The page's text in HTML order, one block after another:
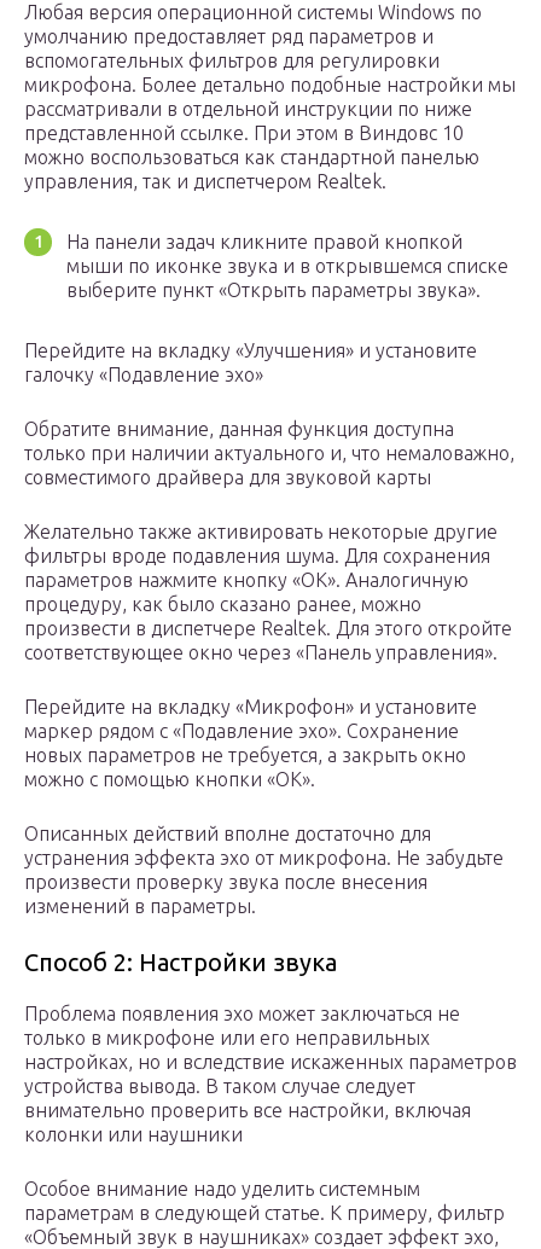
Любая версия операционной системы Windows по
умолчанию предоставляет ряд параметров и
вспомогательных фильтров для регулировки
микрофона. Более детально подобные настройки мы
рассматривали в отдельной инструкции по ниже
представленной ссылке. При этом в Виндовс 10
можно воспользоваться как стандартной панелью
управления, так и диспетчером Realtek.
На панели задач кликните правой кнопкой
мыши по иконке звука и в открывшемся списке
выберите пункт «Открыть параметры звука».
Перейдите на вкладку «Улучшения» и установите
галочку «Подавление эхо»
Обратите внимание, данная функция доступна
только при наличии актуального и, что немаловажно,
совместимого драйвера для звуковой карты
Желательно также активировать некоторые другие
фильтры вроде подавления шума. Для сохранения
параметров нажмите кнопку «ОК». Аналогичную
процедуру, как было сказано ранее, можно
произвести в диспетчере Realtek. Для этого откройте
соответствующее окно через «Панель управления».
Перейдите на вкладку «Микрофон» и установите
маркер рядом с «Подавление эхо». Сохранение
новых параметров не требуется, а закрыть окно
можно с помощью кнопки «ОК».
Описанных действий вполне достаточно для
устранения эффекта эхо от микрофона. Не забудьте
произвести проверку звука после внесения
изменений в параметры.
Способ 2: Настройки звука
Проблема появления эхо может заключаться не
только в микрофоне или его неправильных
настройках, но и вследствие искаженных параметров
устройства вывода. В таком случае следует
внимательно проверить все настройки, включая
колонки или наушники
Особое внимание надо уделить системным
параметрам в следующей статье. К примеру, фильтр
«Объемный звук в наушниках» создает эффект эхо,